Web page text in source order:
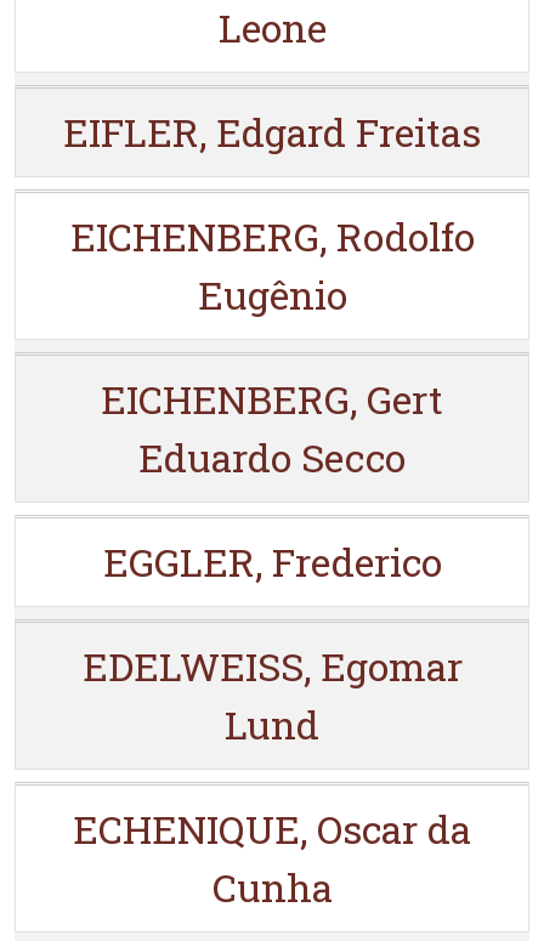
Leone
EIFLER, Edgard Freitas
EICHENBERG, Rodolfo
Eugênio
EICHENBERG, Gert
Eduardo Secco
EGGLER, Frederico
EDELWEISS, Egomar
Lund
ECHENIQUE, Oscar da
Cunha